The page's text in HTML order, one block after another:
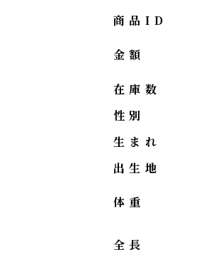
商品ID
金額
在庫数
性別
生まれ
出生地
体重
全長